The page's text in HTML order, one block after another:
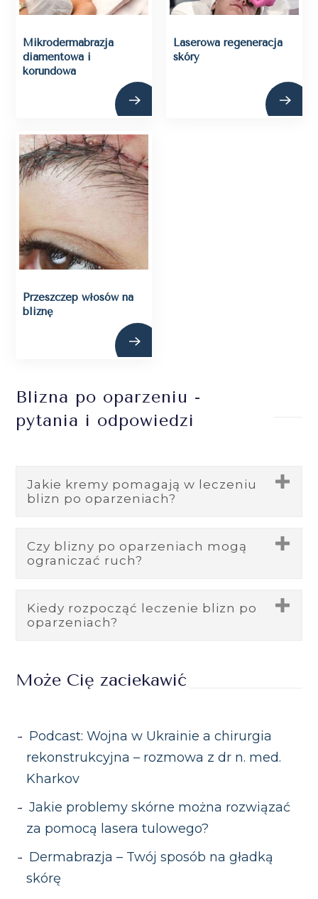
Mikrodermabrazja
diamentowa i
korundowa
Laserowa regeneracja
skóry
Przeszczep włosów na
bliznę
Blizna po oparzeniu -
pytania i odpowiedzi
Jakie kremy pomagają w leczeniu
blizn po oparzeniach?
Kremy z silikonem, witaminą E,
aloesem oraz kortykosteroidami
redukcji stanu zapalnego i poprawie
elastyczności skóry.
Czy blizny po oparzeniach mogą
ograniczać ruch?
Tak, blizny znajdujące się w pobliżu
stawów mogą powodować przykurcze
powodują dyskomfort. W takich
przypadkach konieczne może być
Kiedy rozpocząć leczenie blizn po
oparzeniach?
po całkowitym zagojeniu się rany, aby
zmniejszyć widoczność blizny.
Może Cię zaciekawić
Podcast: Wojna w Ukrainie a chirurgia
rekonstrukcyjna – rozmowa z dr n. med.
Kharkov
Jakie problemy skórne można rozwiązać
za pomocą lasera tulowego?
Dermabrazja – Twój sposób na gładką
skórę